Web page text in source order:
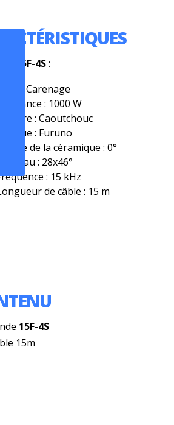
15F-4S:
Type : Carenage
Puissance : 1000 W
Matière : Caoutchouc
Marque : Furuno
Calage de la céramique : 0°
Faisceau : 28x46°
: 15 kHz
de câble : 15 m
15F-4S
15m